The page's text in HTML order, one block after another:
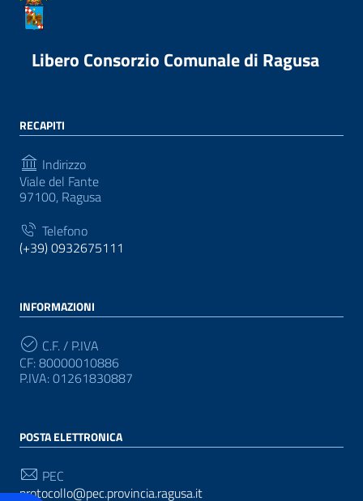
Libero Consorzio Comunale di Ragusa
RECAPITI
Indirizzo
Viale del Fante
97100, Ragusa
Telefono
(+39) 0932675111
INFORMAZIONI
C.F. / P.IVA
CF: 80000010886
P.IVA: 01261830887
POSTA ELETTRONICA
PEC
protocollo@pec.provincia.ragusa.it